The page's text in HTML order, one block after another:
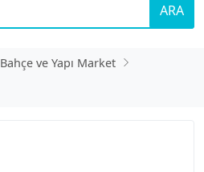
ARA
Bahçe ve Yapı Market